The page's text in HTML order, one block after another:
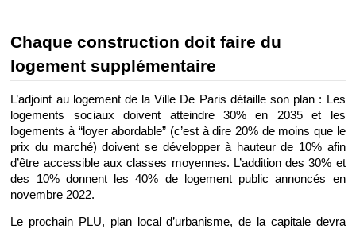
Chaque construction doit faire du
logement supplémentaire
L’adjoint au logement de la Ville De Paris détaille son plan : Les
logements sociaux doivent atteindre 30% en 2035 et les
logements à “loyer abordable” (c’est à dire 20% de moins que le
prix du marché) doivent se développer à hauteur de 10% afin
d’être accessible aux classes moyennes. L’addition des 30% et
des 10% donnent les 40% de logement public annoncés en
novembre 2022.
Le prochain PLU, plan local d’urbanisme, de la capitale devra